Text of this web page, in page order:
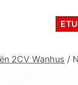
2CV Wanhus /